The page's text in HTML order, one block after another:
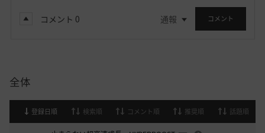
コメント 0 通報 コメント
全体
登録日順 検索順 コメント順 推奨順 話題順